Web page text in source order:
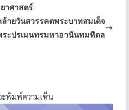
าศาสตร์
ายวันสวรรคตพระบาทสมเด็จ
ระปรเมนทรมหาอานันทมหิดล
ะพิมพ์ความเห็น